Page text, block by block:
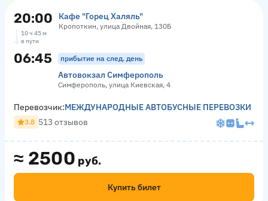
20:00 Кафе "Горец Халяль"
Кропоткин, улица Двойная, 130Б
10 ч 45 м
в пути
06:45 прибытие на след. день
Автовокзал Симферополь
Симферополь, улица Киевская, 4
≈ 2500 руб.
Купить билет
Перевозчик:МЕЖДУНАРОДНЫЕ АВТОБУСНЫЕ ПЕРЕВОЗКИ
3.8 513 отзывов